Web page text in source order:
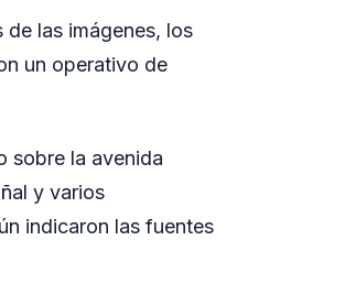
las imágenes, los
un operativo de
sobre la avenida
y varios
indicaron las fuentes